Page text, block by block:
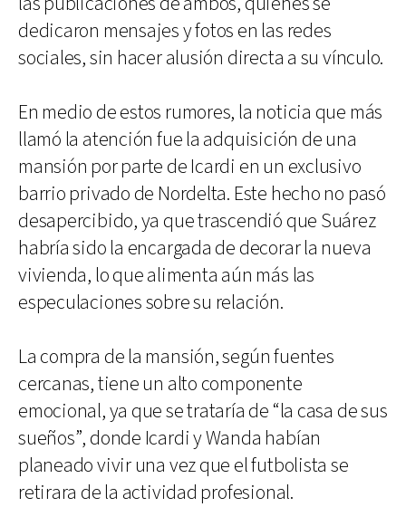
dedicaron mensajes y fotos en las redes
sociales, sin hacer alusión directa a su vínculo.
En medio de estos rumores, la noticia que más
llamó la atención fue la adquisición de una
mansión por parte de Icardi en un exclusivo
barrio privado de Nordelta. Este hecho no pasó
desapercibido, ya que trascendió que Suárez
habría sido la encargada de decorar la nueva
vivienda, lo que alimenta aún más las
especulaciones sobre su relación.
La compra de la mansión, según fuentes
cercanas, tiene un alto componente
emocional, ya que se trataría de “la casa de sus
sueños”, donde Icardi y Wanda habían
planeado vivir una vez que el futbolista se
retirara de la actividad profesional.